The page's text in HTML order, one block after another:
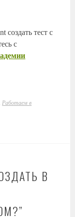
создать тест с
с
Работаем в
В
”